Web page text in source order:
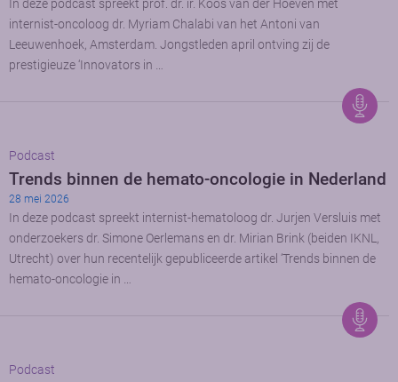
In deze podcast spreekt prof. dr. ir. Koos van der Hoeven met
internist-oncoloog dr. Myriam Chalabi van het Antoni van
Leeuwenhoek, Amsterdam. Jongstleden april ontving zij de
prestigieuze ‘Innovators in …
Podcast
Trends binnen de hemato-oncologie in Nederland
28 mei 2026
In deze podcast spreekt internist-hematoloog dr. Jurjen Versluis met
onderzoekers dr. Simone Oerlemans en dr. Mirian Brink (beiden IKNL,
Utrecht) over hun recentelijk gepubliceerde artikel ‘Trends binnen de
hemato-oncologie in …
Podcast